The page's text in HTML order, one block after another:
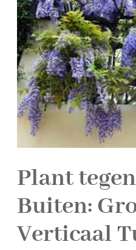
Plant
Buiten:
Verticaal